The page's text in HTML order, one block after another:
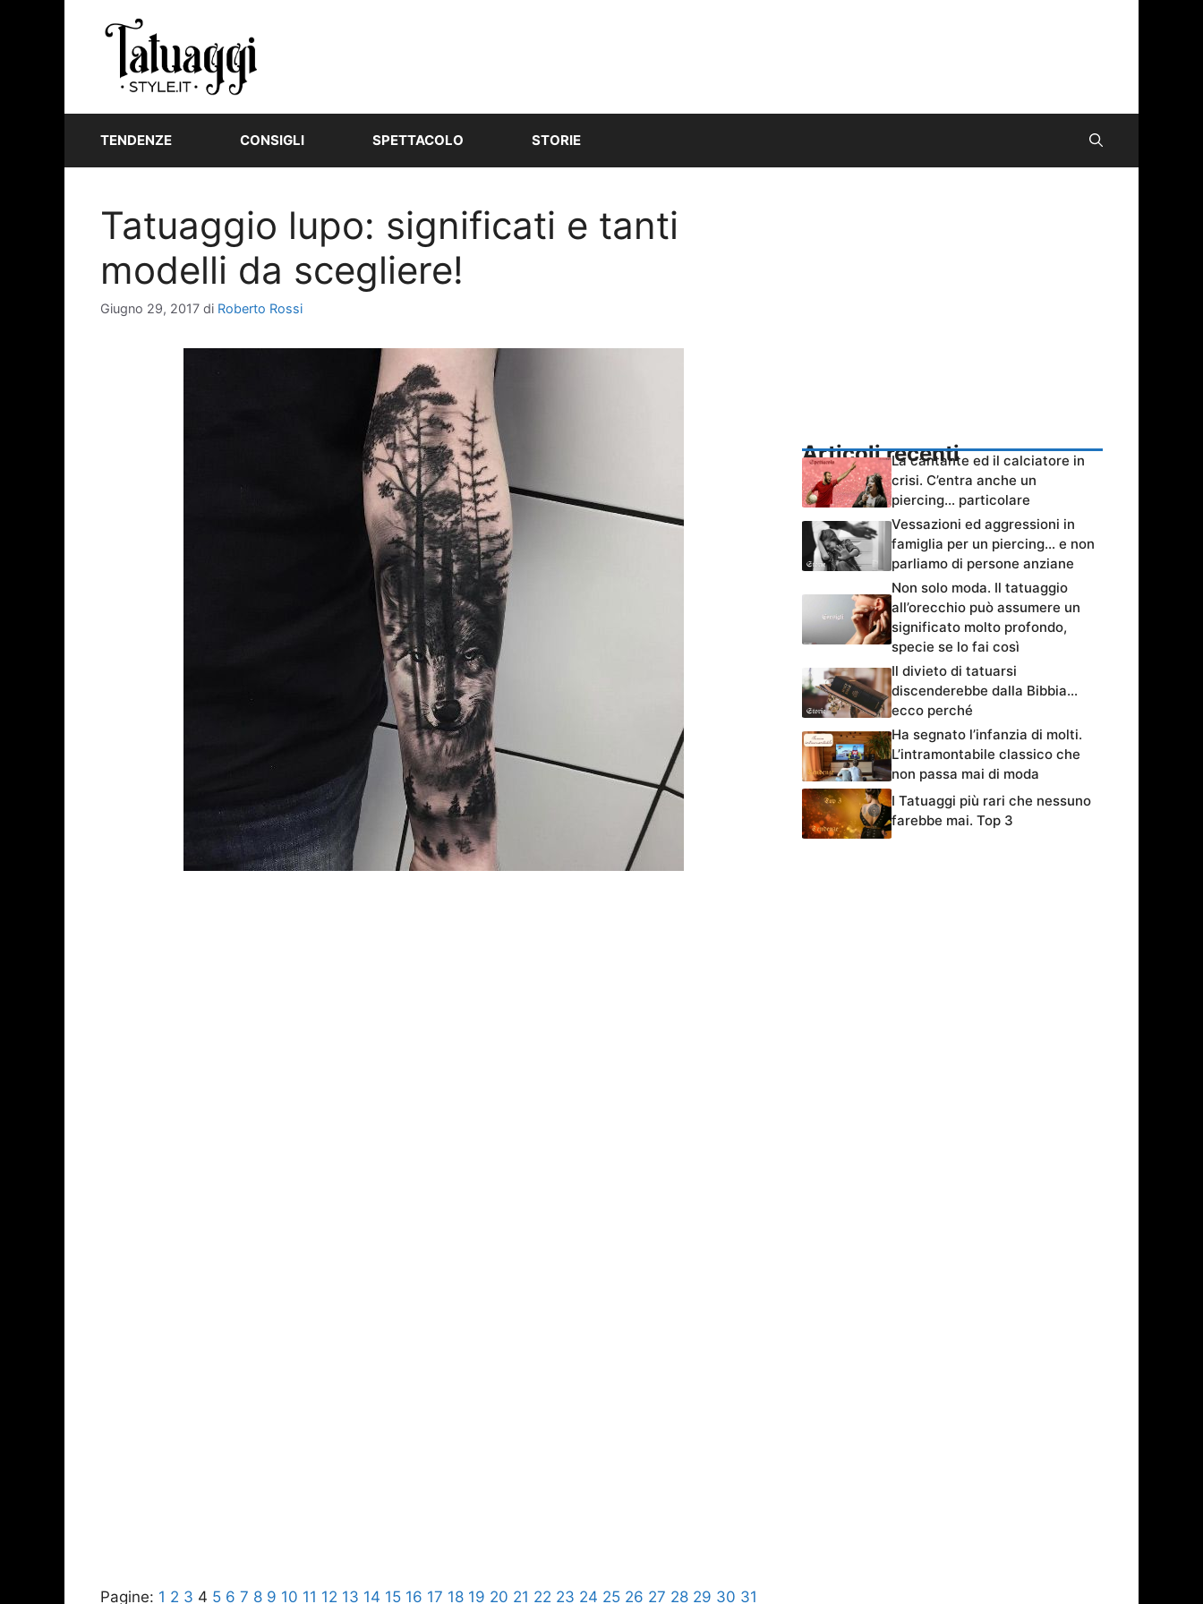
TENDENZE CONSIGLI SPETTACOLO STORIE
Tatuaggio lupo: significati e tanti
modelli da scegliere!
Giugno 29, 2017 di Roberto Rossi
Pagine: 1 2 3 4 5 6 7 8 9 10 11 12 13 14 15 16 17 18 19 20 21 22 23 24 25 26 27 28 29 30 31
Articoli recentiLa cantante ed il calciatore in
crisi. C’entra anche un
piercing… particolare
Vessazioni ed aggressioni in
famiglia per un piercing… e non
parliamo di persone anziane
Non solo moda. Il tatuaggio
all’orecchio può assumere un
significato molto profondo,
specie se lo fai così
Il divieto di tatuarsi
discenderebbe dalla Bibbia…
ecco perché
Ha segnato l’infanzia di molti.
L’intramontabile classico che
non passa mai di moda
I Tatuaggi più rari che nessuno
farebbe mai. Top 3